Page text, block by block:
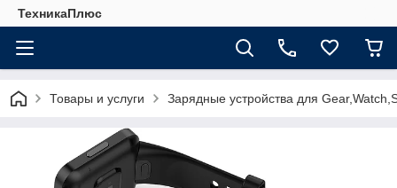
ТехникаПлюс
Товары и услуги Зарядные устройства для